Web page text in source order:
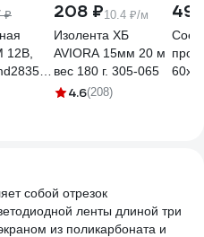
₽
12В,
7лм/
208 ₽10.4 ₽/м
Изолента ХБ
AVIORA 15мм 20 м
вес 180 г. 305-065
4.6(208)
60x6
собой отрезок
ленты длиной три
из поликарбоната и